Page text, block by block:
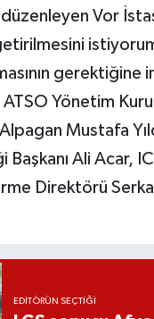
Vor
gerektiğine
Yönetim
Alpagan Mustafa
Başkanı Ali Acar,
Direktörü
EDITÖRÜN SEÇTIĞI